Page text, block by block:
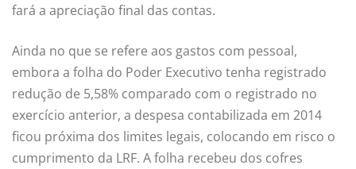
fará a apreciação final das contas.
Ainda no que se refere aos gastos com pessoal,
embora a folha do Poder Executivo tenha registrado
redução de 5,58% comparado com o registrado no
exercício anterior, a despesa contabilizada em 2014
ficou próxima dos limites legais, colocando em risco o
cumprimento da LRF. A folha recebeu dos cofres